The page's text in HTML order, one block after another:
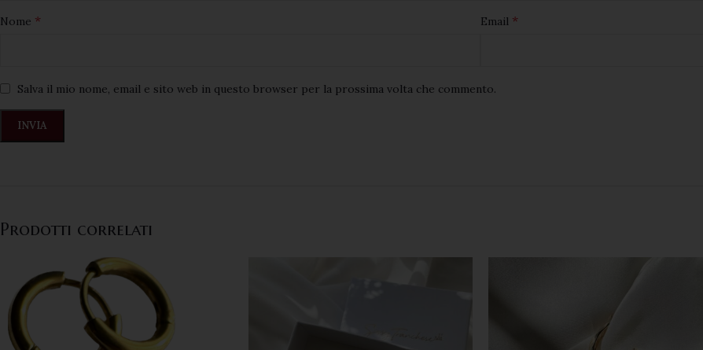
Nome * Email *
Salva il mio nome, email e sito web in questo browser per la prossima volta che commento.
Prodotti correlati